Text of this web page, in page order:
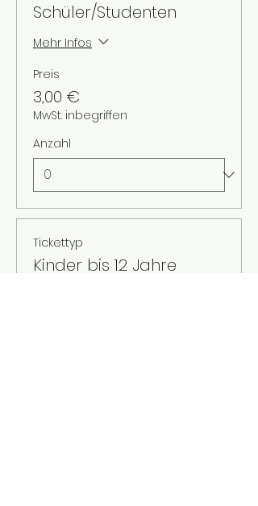
Schüler/Studenten
Mehr Infos
Preis
3,00 €
MwSt. inbegriffen
Anzahl
Tickettyp
Kinder bis 12 Jahre